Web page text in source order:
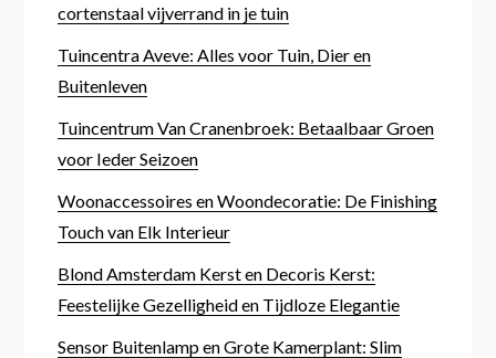
cortenstaal vijverrand in je tuin
Tuincentra Aveve: Alles voor Tuin, Dier en
Buitenleven
Tuincentrum Van Cranenbroek: Betaalbaar Groen
voor Ieder Seizoen
Woonaccessoires en Woondecoratie: De Finishing
Touch van Elk Interieur
Blond Amsterdam Kerst en Decoris Kerst:
Feestelijke Gezelligheid en Tijdloze Elegantie
Sensor Buitenlamp en Grote Kamerplant: Slim